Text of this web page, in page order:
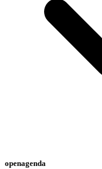
openagenda